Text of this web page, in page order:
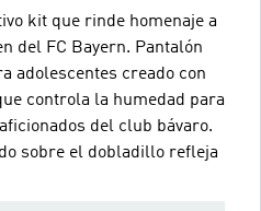
kit que rinde homenaje a
del FC Bayern. Pantalón
adolescentes creado con
controla la humedad para
del club bávaro.
sobre el dobladillo refleja